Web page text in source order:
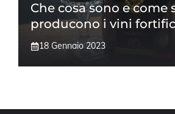
Che cosa sono e come
producono i vini
18 Gennaio 2023